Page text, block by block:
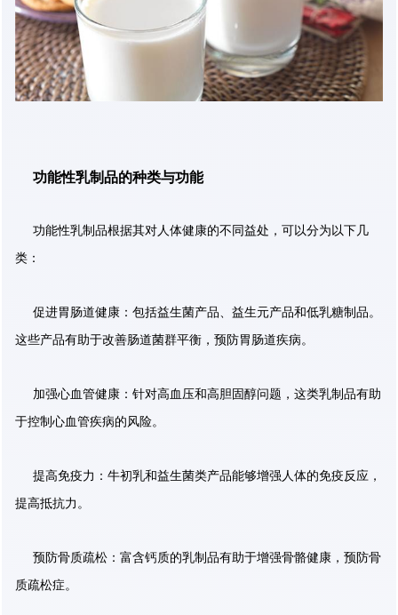
功能性乳制品的种类与功能
功能性乳制品根据其对人体健康的不同益处，可以分为以下几
类：
促进胃肠道健康：包括益生菌产品、益生元产品和低乳糖制品。
这些产品有助于改善肠道菌群平衡，预防胃肠道疾病。
加强心血管健康：针对高血压和高胆固醇问题，这类乳制品有助
于控制心血管疾病的风险。
提高免疫力：牛初乳和益生菌类产品能够增强人体的免疫反应，
提高抵抗力。
预防骨质疏松：富含钙质的乳制品有助于增强骨骼健康，预防骨
质疏松症。